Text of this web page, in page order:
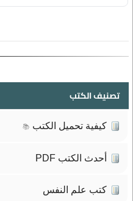
تصنيف الكتب
كيفية تحميل الكتب 📚
أحدث الكتب PDF
كتب علم النفس